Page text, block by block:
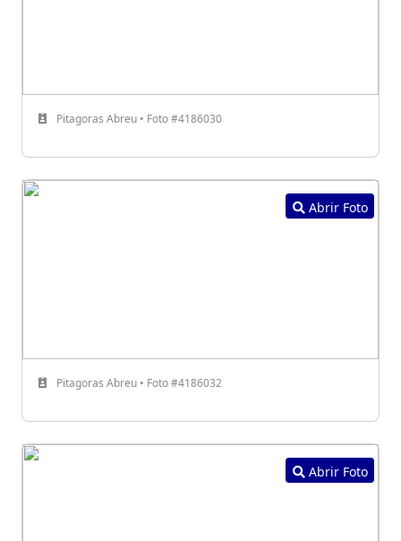
Pitagoras Abreu • Foto #4186030
Abrir Foto
Pitagoras Abreu • Foto #4186032
Abrir Foto